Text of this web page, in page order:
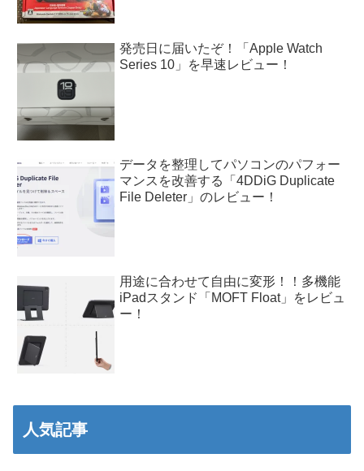
発売日に届いたぞ！「Apple Watch
Series 10」を早速レビュー！
データを整理してパソコンのパフォー
マンスを改善する「4DDiG Duplicate
File Deleter」のレビュー！
用途に合わせて自由に変形！！多機能
iPadスタンド「MOFT Float」をレビュ
ー！
人気記事